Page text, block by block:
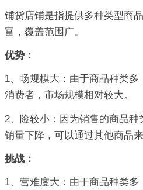
铺货店铺是指提供多种类型商
富，覆盖范围广。
优势：
1、场规模大：由于商品种类
消费者，市场规模相对较大。
2、险较小：因为销售的商品
销量下降，可以通过其他商品
挑战：
1、营难度大：由于商品种类